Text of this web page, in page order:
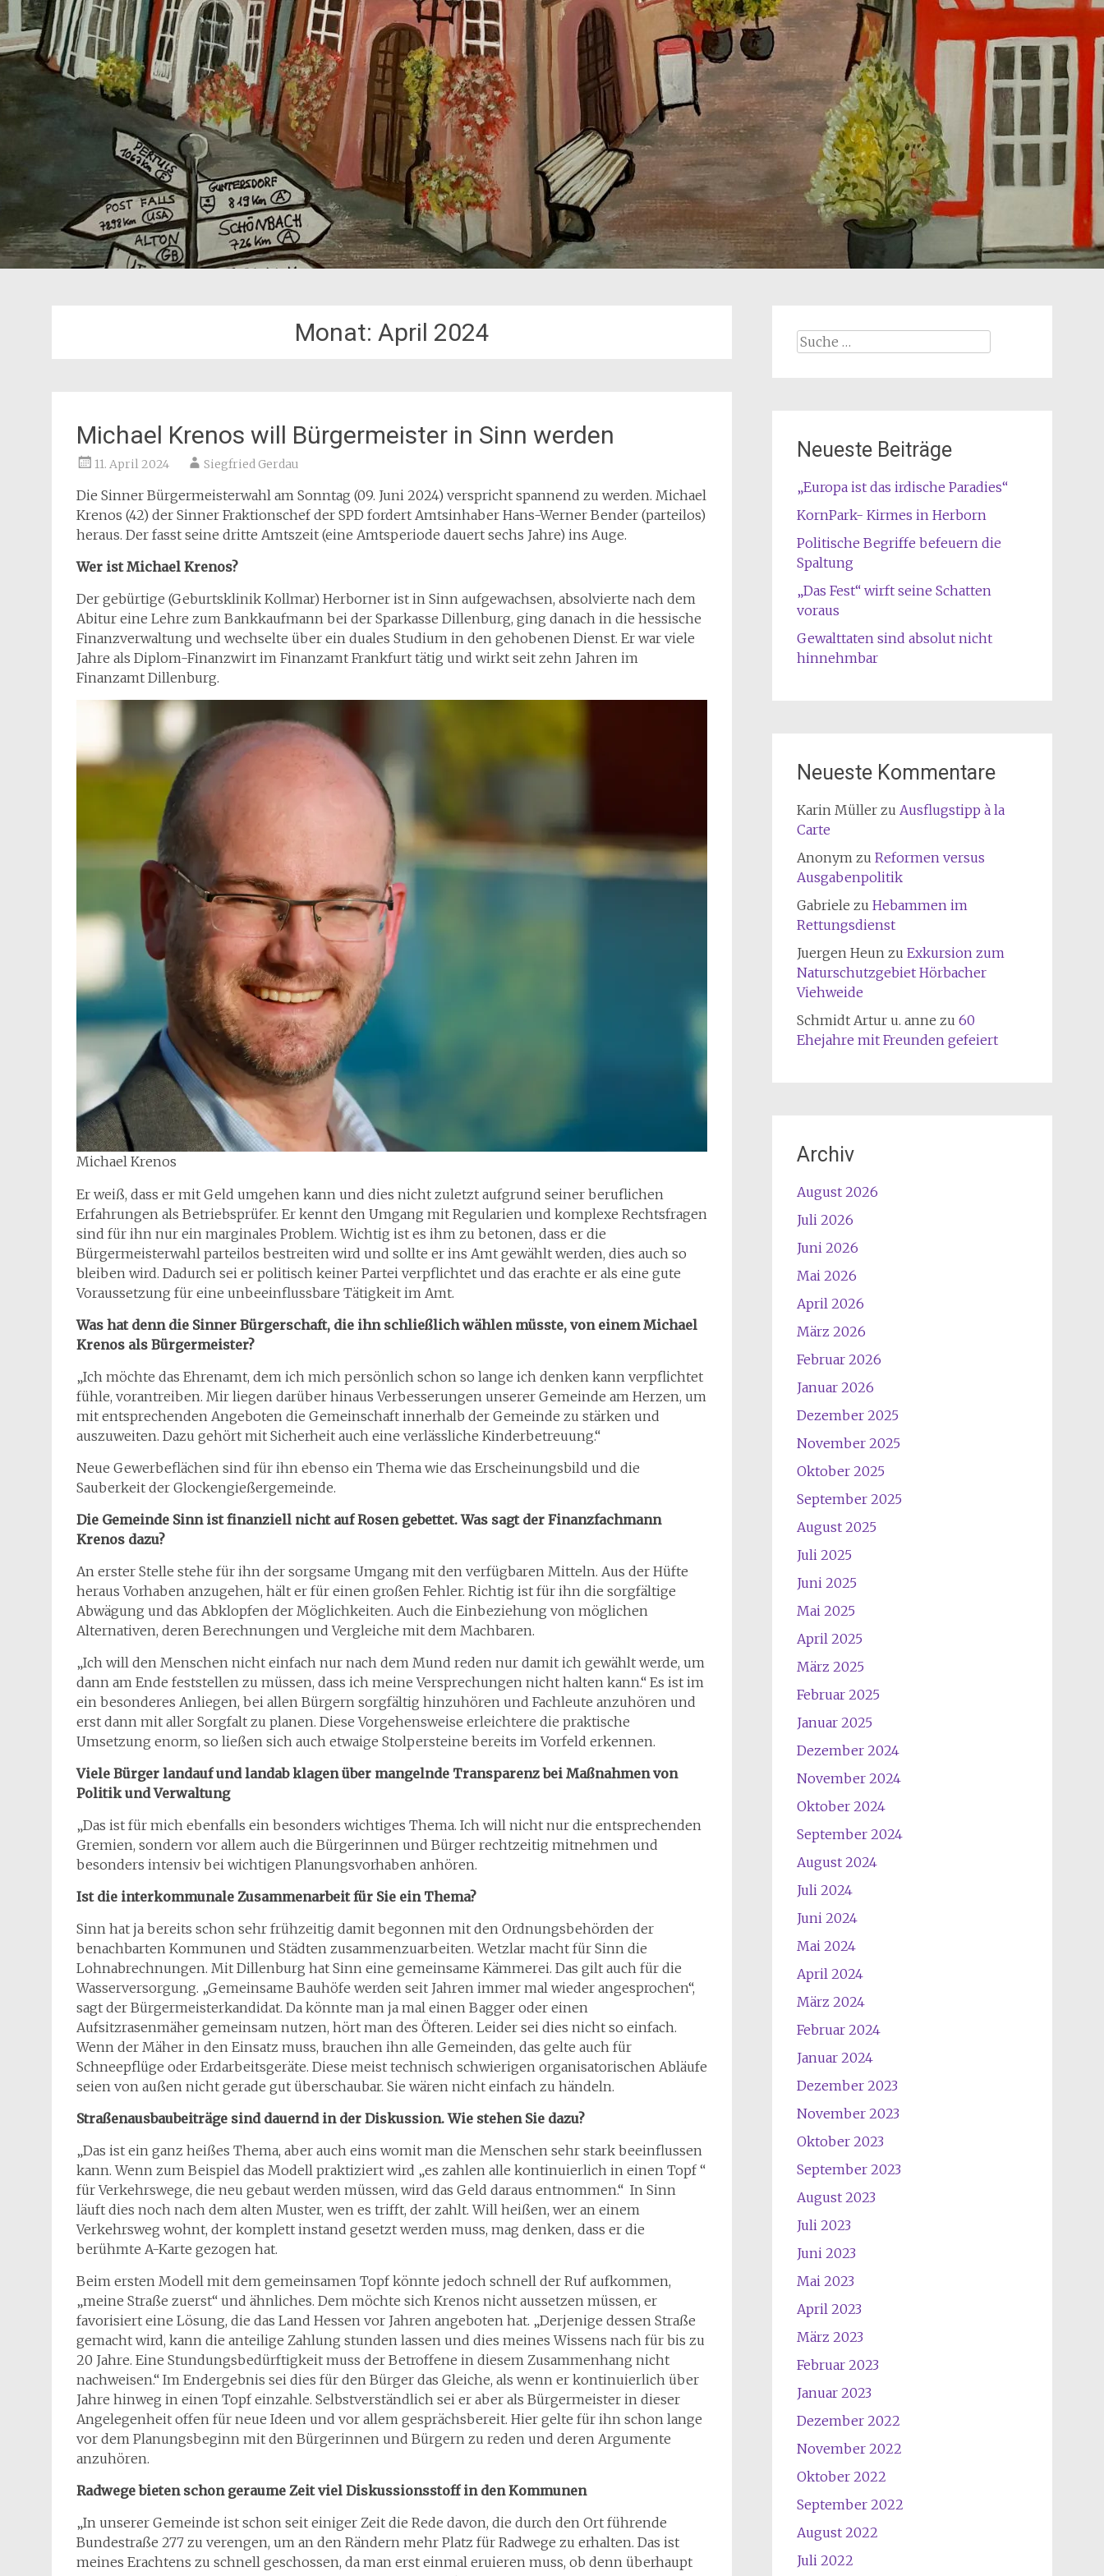
Monat: April 2024
Michael Krenos will Bürgermeister in Sinn werden
11. April 2024 Siegfried Gerdau
Die Sinner Bürgermeisterwahl am Sonntag (09. Juni 2024) verspricht spannend zu werden. Michael
Krenos (42) der Sinner Fraktionschef der SPD fordert Amtsinhaber Hans-Werner Bender (parteilos)
heraus. Der fasst seine dritte Amtszeit (eine Amtsperiode dauert sechs Jahre) ins Auge.
Wer ist Michael Krenos?
Der gebürtige (Geburtsklinik Kollmar) Herborner ist in Sinn aufgewachsen, absolvierte nach dem
Abitur eine Lehre zum Bankkaufmann bei der Sparkasse Dillenburg, ging danach in die hessische
Finanzverwaltung und wechselte über ein duales Studium in den gehobenen Dienst. Er war viele
Jahre als Diplom-Finanzwirt im Finanzamt Frankfurt tätig und wirkt seit zehn Jahren im
Finanzamt Dillenburg.
Michael Krenos
Er weiß, dass er mit Geld umgehen kann und dies nicht zuletzt aufgrund seiner beruflichen
Erfahrungen als Betriebsprüfer. Er kennt den Umgang mit Regularien und komplexe Rechtsfragen
sind für ihn nur ein marginales Problem. Wichtig ist es ihm zu betonen, dass er die
Bürgermeisterwahl parteilos bestreiten wird und sollte er ins Amt gewählt werden, dies auch so
bleiben wird. Dadurch sei er politisch keiner Partei verpflichtet und das erachte er als eine gute
Voraussetzung für eine unbeeinflussbare Tätigkeit im Amt.
Was hat denn die Sinner Bürgerschaft, die ihn schließlich wählen müsste, von einem Michael
Krenos als Bürgermeister?
„Ich möchte das Ehrenamt, dem ich mich persönlich schon so lange ich denken kann verpflichtet
fühle, vorantreiben. Mir liegen darüber hinaus Verbesserungen unserer Gemeinde am Herzen, um
mit entsprechenden Angeboten die Gemeinschaft innerhalb der Gemeinde zu stärken und
auszuweiten. Dazu gehört mit Sicherheit auch eine verlässliche Kinderbetreuung.“
Neue Gewerbeflächen sind für ihn ebenso ein Thema wie das Erscheinungsbild und die
Sauberkeit der Glockengießergemeinde.
Die Gemeinde Sinn ist finanziell nicht auf Rosen gebettet. Was sagt der Finanzfachmann
Krenos dazu?
An erster Stelle stehe für ihn der sorgsame Umgang mit den verfügbaren Mitteln. Aus der Hüfte
heraus Vorhaben anzugehen, hält er für einen großen Fehler. Richtig ist für ihn die sorgfältige
Abwägung und das Abklopfen der Möglichkeiten. Auch die Einbeziehung von möglichen
Alternativen, deren Berechnungen und Vergleiche mit dem Machbaren.
„Ich will den Menschen nicht einfach nur nach dem Mund reden nur damit ich gewählt werde, um
dann am Ende feststellen zu müssen, dass ich meine Versprechungen nicht halten kann.“ Es ist im
ein besonderes Anliegen, bei allen Bürgern sorgfältig hinzuhören und Fachleute anzuhören und
erst dann mit aller Sorgfalt zu planen. Diese Vorgehensweise erleichtere die praktische
Umsetzung enorm, so ließen sich auch etwaige Stolpersteine bereits im Vorfeld erkennen.
Viele Bürger landauf und landab klagen über mangelnde Transparenz bei Maßnahmen von
Politik und Verwaltung
„Das ist für mich ebenfalls ein besonders wichtiges Thema. Ich will nicht nur die entsprechenden
Gremien, sondern vor allem auch die Bürgerinnen und Bürger rechtzeitig mitnehmen und
besonders intensiv bei wichtigen Planungsvorhaben anhören.
Ist die interkommunale Zusammenarbeit für Sie ein Thema?
Sinn hat ja bereits schon sehr frühzeitig damit begonnen mit den Ordnungsbehörden der
benachbarten Kommunen und Städten zusammenzuarbeiten. Wetzlar macht für Sinn die
Lohnabrechnungen. Mit Dillenburg hat Sinn eine gemeinsame Kämmerei. Das gilt auch für die
Wasserversorgung. „Gemeinsame Bauhöfe werden seit Jahren immer mal wieder angesprochen“,
sagt der Bürgermeisterkandidat. Da könnte man ja mal einen Bagger oder einen
Aufsitzrasenmäher gemeinsam nutzen, hört man des Öfteren. Leider sei dies nicht so einfach.
Wenn der Mäher in den Einsatz muss, brauchen ihn alle Gemeinden, das gelte auch für
Schneepflüge oder Erdarbeitsgeräte. Diese meist technisch schwierigen organisatorischen Abläufe
seien von außen nicht gerade gut überschaubar. Sie wären nicht einfach zu händeln.
Straßenausbaubeiträge sind dauernd in der Diskussion. Wie stehen Sie dazu?
„Das ist ein ganz heißes Thema, aber auch eins womit man die Menschen sehr stark beeinflussen
kann. Wenn zum Beispiel das Modell praktiziert wird „es zahlen alle kontinuierlich in einen Topf “
für Verkehrswege, die neu gebaut werden müssen, wird das Geld daraus entnommen.“ In Sinn
läuft dies noch nach dem alten Muster, wen es trifft, der zahlt. Will heißen, wer an einem
Verkehrsweg wohnt, der komplett instand gesetzt werden muss, mag denken, dass er die
berühmte A-Karte gezogen hat.
Beim ersten Modell mit dem gemeinsamen Topf könnte jedoch schnell der Ruf aufkommen,
„meine Straße zuerst“ und ähnliches. Dem möchte sich Krenos nicht aussetzen müssen, er
favorisiert eine Lösung, die das Land Hessen vor Jahren angeboten hat. „Derjenige dessen Straße
gemacht wird, kann die anteilige Zahlung stunden lassen und dies meines Wissens nach für bis zu
20 Jahre. Eine Stundungsbedürftigkeit muss der Betroffene in diesem Zusammenhang nicht
nachweisen.“ Im Endergebnis sei dies für den Bürger das Gleiche, als wenn er kontinuierlich über
Jahre hinweg in einen Topf einzahle. Selbstverständlich sei er aber als Bürgermeister in dieser
Angelegenheit offen für neue Ideen und vor allem gesprächsbereit. Hier gelte für ihn schon lange
vor dem Planungsbeginn mit den Bürgerinnen und Bürgern zu reden und deren Argumente
anzuhören.
Radwege bieten schon geraume Zeit viel Diskussionsstoff in den Kommunen
„In unserer Gemeinde ist schon seit einiger Zeit die Rede davon, die durch den Ort führende
Bundestraße 277 zu verengen, um an den Rändern mehr Platz für Radwege zu erhalten. Das ist
meines Erachtens zu schnell geschossen, da man erst einmal eruieren muss, ob denn überhaupt
Suche
Neueste Beiträge
„Europa ist das irdische Paradies“
KornPark- Kirmes in Herborn
Politische Begriffe befeuern die
Spaltung
„Das Fest“ wirft seine Schatten
voraus
Gewalttaten sind absolut nicht
hinnehmbar
Neueste Kommentare
Karin Müllerzu Ausflugstipp à la
Carte
Anonymzu Reformen versus
Ausgabenpolitik
Gabriele zu Hebammen im
Rettungsdienst
Juergen Heunzu Exkursion zum
Naturschutzgebiet Hörbacher
Viehweide
Schmidt Artur u. anne zu 60
Ehejahre mit Freunden gefeiert
Archiv
August 2026
Juli 2026
Juni 2026
Mai 2026
April 2026
März 2026
Februar 2026
Januar 2026
Dezember 2025
November 2025
Oktober 2025
September 2025
August 2025
Juli 2025
Juni 2025
Mai 2025
April 2025
März 2025
Februar 2025
Januar 2025
Dezember 2024
November 2024
Oktober 2024
September 2024
August 2024
Juli 2024
Juni 2024
Mai 2024
April 2024
März 2024
Februar 2024
Januar 2024
Dezember 2023
November 2023
Oktober 2023
September 2023
August 2023
Juli 2023
Juni 2023
Mai 2023
April 2023
März 2023
Februar 2023
Januar 2023
Dezember 2022
November 2022
Oktober 2022
September 2022
August 2022
Juli 2022